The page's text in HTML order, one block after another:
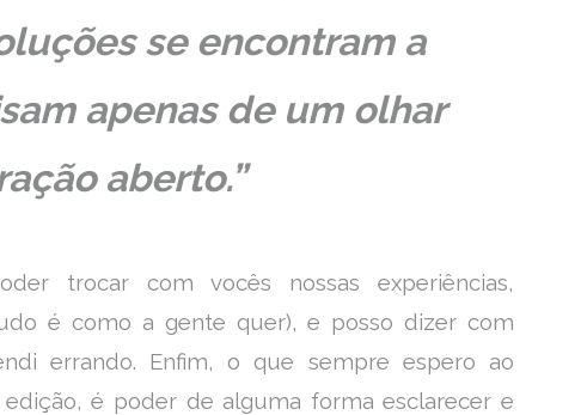
se encontram a
apenas de um olhar
aberto.”
trocar com vocês nossas experiências,
é como a gente quer), e posso dizer com
errando. Enfim, o que sempre espero ao
é poder de alguma forma esclarecer e